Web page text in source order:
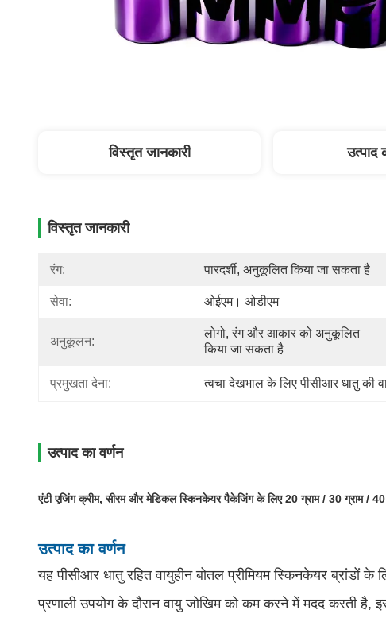
विस्तृत जानकारी उत्पाद
विस्तृत जानकारी
रंग: पारदर्शी, अनुकूलित किया जा सकता है
सेवा: ओईएम। ओडीएम
अनुकूलन:
लोगो, रंग और आकार को अनुकूलित
किया जा सकता है
प्रमुखता देना: त्वचा देखभाल के लिए पीसीआर धातु की
उत्पाद का वर्णन
एंटी एजिंग क्रीम, सीरम और मेडिकल स्किनकेयर पैकेजिंग के लिए 20 ग्राम / 30 ग्राम /
उत्पाद का वर्णन
यह पीसीआर धातु रहित वायुहीन बोतल प्रीमियम स्किनकेयर ब्रांडों
प्रणाली उपयोग के दौरान वायु जोखिम को कम करने में मदद करती है,